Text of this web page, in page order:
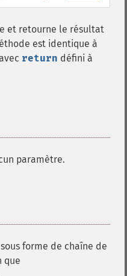
et retourne le résultat
est identique à
return défini à
paramètre.
forme de chaîne de
que